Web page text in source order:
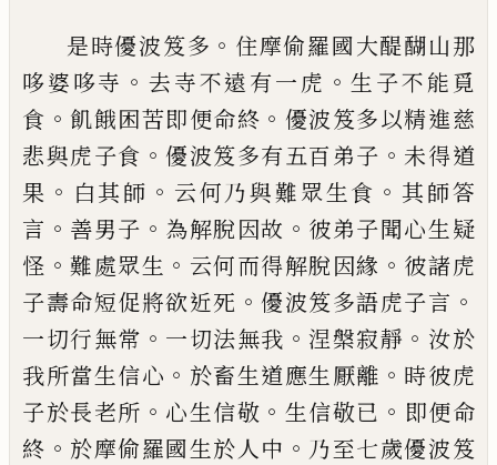
是時優波笈多 。 住摩偷羅國大醍醐山那
哆婆哆寺 。 去寺不遠有一虎 。生子不能覓
食 。 飢餓困苦即便命終 。 優波笈多以精進慈
悲與虎子食 。優波笈多有五百弟子 。 未得道
果 。 白其師 。 云何乃與難眾生食 。 其師答
言 。 善男子 。 為解脫因故 。 彼弟子聞心生疑
怪 。難處眾生 。 云何而得解脫因緣 。 彼諸虎
子壽命短促將欲近死 。優波笈多語虎子言 。
一切行無常 。 一切法無我 。涅槃寂靜 。 汝於
我所當生信心 。 於畜生道應生厭離 。 時彼虎
子於長老所 。 心生信敬 。 生信敬已 。 即便命
終 。 於摩偷羅國生於人中 。 乃至七歲優波笈